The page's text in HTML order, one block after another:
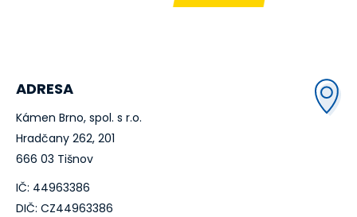
ADRESA
Kámen Brno, spol. s r.o.
Hradčany 262, 201
666 03 Tišnov
IČ: 44963386
DIČ: CZ44963386